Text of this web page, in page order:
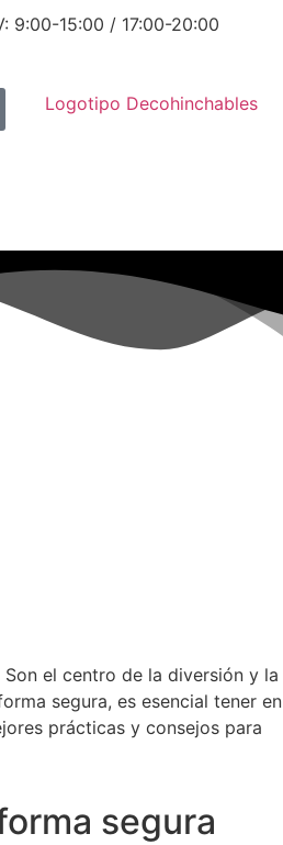
9:00-15:00 / 17:00-20:00
el centro de la diversión y la
segura, es esencial tener en
prácticas y consejos para
segura